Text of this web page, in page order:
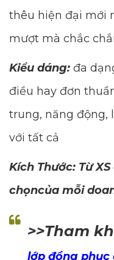
thêu hiện đại mới
mượt mà chắc
Kiểu dáng: đa
điều hay đơn
trung, năng động,
với tất cả
Kích Thước: Từ
chọncủa mỗi
>>Tham
lớp đồng phục